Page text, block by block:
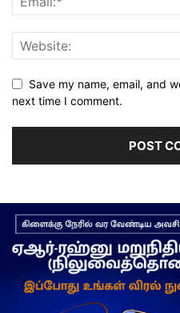
Save my name, email, and
next time I comment.